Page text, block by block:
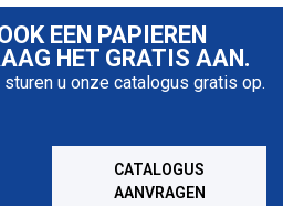
EEN PAPIEREN
HET GRATIS AAN.
u onze catalogus gratis op.
CATALOGUS
AANVRAGEN